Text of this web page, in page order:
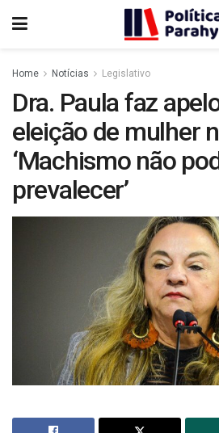
Home Notícias Legislativo
Dra. Paula faz
eleição de mulher
‘Machismo não
prevalecer’